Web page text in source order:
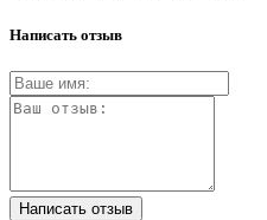
Написать отзыв
Написать отзыв